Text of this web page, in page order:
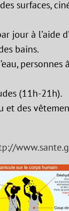
surfaces,
jour à l’aide
bains.
personnes
(11h-21h).
et des